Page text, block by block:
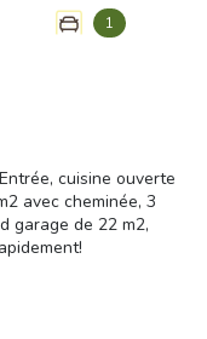
1
cuisine ouverte
avec cheminée, 3
garage de 22 m2,